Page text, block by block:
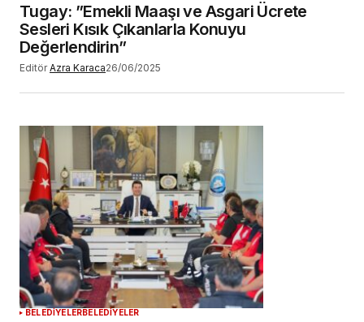
Tugay: ”Emekli Maaşı ve Asgari Ücrete
Sesleri Kısık Çıkanlarla Konuyu
Değerlendirin”
Editör Azra Karaca26/06/2025
BELEDİYELERBELEDİYELER